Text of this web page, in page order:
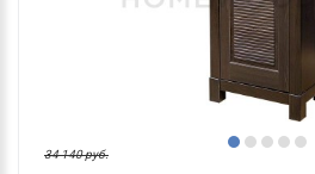
34 140 руб.